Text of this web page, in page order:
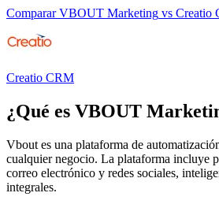
Comparar VBOUT Marketing vs Creatio
Creatio CRM
¿Qué es VBOUT
Vbout es una plataforma de
cualquier negocio. La plataforma incluye
correo electrónico y redes sociales,
integrales.